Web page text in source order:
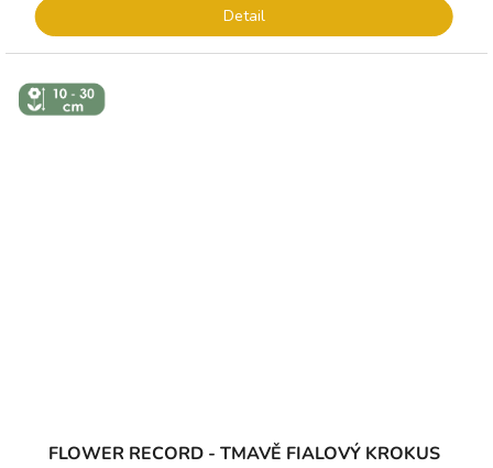
Detail
↕️ VÝŠKA 10
- 30 CM
FLOWER RECORD - TMAVĚ FIALOVÝ KROKUS